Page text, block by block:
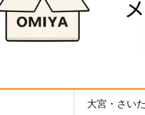
大宮・さい